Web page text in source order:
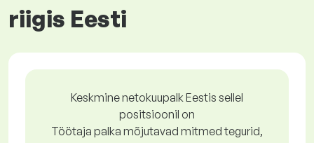
riigis Eesti
Keskmine netokuupalk Eestis sellel
positsioonil on
Töötaja palka mõjutavad mitmed tegurid,